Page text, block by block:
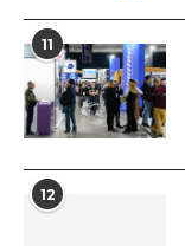
11
12